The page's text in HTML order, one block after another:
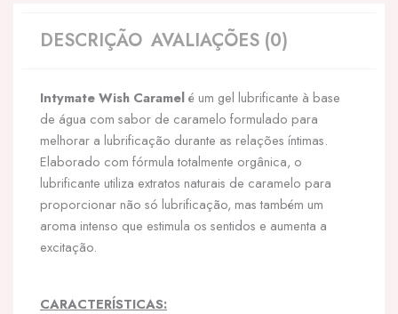
ML
DESCRIÇÃO AVALIAÇÕES (0)
Intymate Wish Caramelé um gel lubrificante à base
de água com sabor de caramelo formulado para
melhorar a lubrificação durante as relações íntimas.
Elaborado com fórmula totalmente orgânica, o
lubrificante utiliza extratos naturais de caramelo para
proporcionar não só lubrificação, mas também um
aroma intenso que estimula os sentidos e aumenta a
excitação.
CARACTERÍSTICAS: